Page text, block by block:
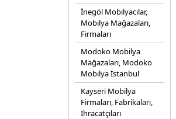
İnegöl Mobilyacılar,
Mobilya Mağazaları,
Firmaları
Modoko Mobilya
Mağazaları, Modoko
Mobilya İstanbul
Kayseri Mobilya
Firmaları, Fabrikaları,
İhracatçıları